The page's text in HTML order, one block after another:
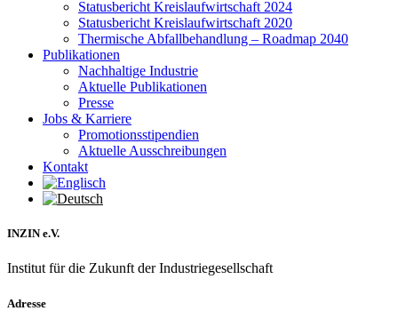
Statusbericht Kreislaufwirtschaft 2024
Statusbericht Kreislaufwirtschaft 2020
Thermische Abfallbehandlung – Roadmap 2040
Publikationen
Nachhaltige Industrie
Aktuelle Publikationen
Presse
Jobs & Karriere
Promotionsstipendien
Aktuelle Ausschreibungen
Kontakt
INZIN e.V.
Institut für die Zukunft der Industriegesellschaft
Adresse